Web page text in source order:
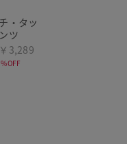
・タッ
ツ
￥3,289